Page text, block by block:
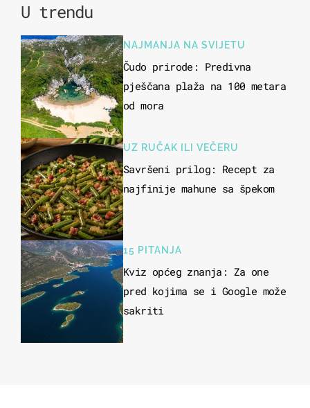
U trendu
NAJMANJA NA SVIJETU
Čudo prirode: Predivna
pješčana plaža na 100 metara
od mora
UZ RUČAK ILI VEČERU
Savršeni prilog: Recept za
najfinije mahune sa špekom
15 PITANJA
Kviz općeg znanja: Za one
pred kojima se i Google može
sakriti